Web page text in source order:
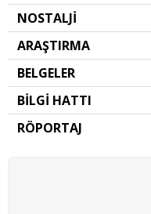
NOSTALJİ
ARAŞTIRMA
BELGELER
BİLGİ HATTI
RÖPORTAJ